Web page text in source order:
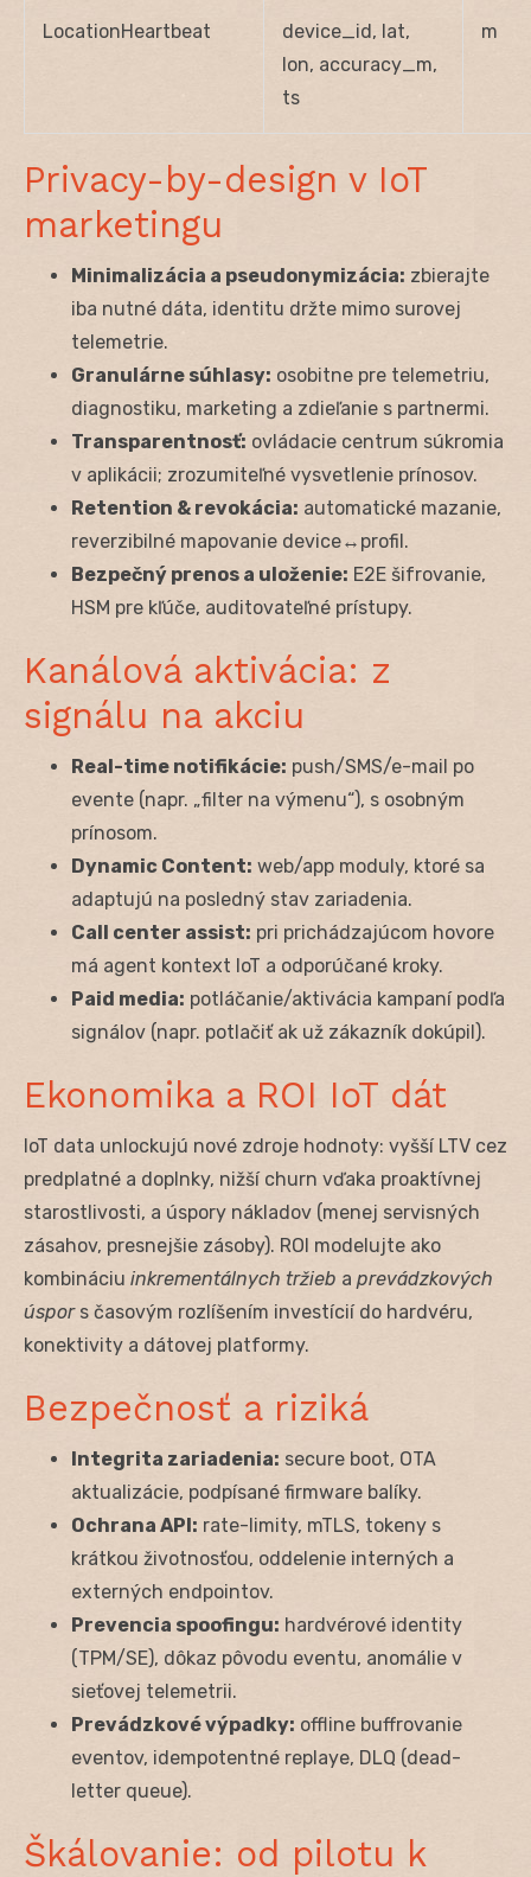
LocationHeartbeat
device_id, lat,
lon, accuracy_m,
ts
m
Privacy-by-design v IoT
marketingu
Minimalizácia a pseudonymizácia: zbierajte
iba nutné dáta, identitu držte mimo surovej
telemetrie.
Granulárne súhlasy: osobitne pre telemetriu,
diagnostiku, marketing a zdieľanie s partnermi.
Transparentnosť: ovládacie centrum súkromia
v aplikácii; zrozumiteľné vysvetlenie prínosov.
Retention & revokácia: automatické mazanie,
reverzibilné mapovanie device↔profil.
Bezpečný prenos a uloženie: E2E šifrovanie,
HSM pre kľúče, auditovateľné prístupy.
Kanálová aktivácia: z
signálu na akciu
Real-time notifikácie: push/SMS/e-mail po
evente (napr. „filter na výmenu“), s osobným
prínosom.
Dynamic Content: web/app moduly, ktoré sa
adaptujú na posledný stav zariadenia.
Call center assist: pri prichádzajúcom hovore
má agent kontext IoT a odporúčané kroky.
Paid media: potláčanie/aktivácia kampaní podľa
signálov (napr. potlačiť ak už zákazník dokúpil).
Ekonomika a ROI IoT dát
IoT data unlockujú nové zdroje hodnoty: vyšší LTV cez
predplatné a doplnky, nižší churn vďaka proaktívnej
starostlivosti, a úspory nákladov (menej servisných
zásahov, presnejšie zásoby). ROI modelujte ako
kombináciu inkrementálnych tržieb a prevádzkových
úspors časovým rozlíšením investícií do hardvéru,
konektivity a dátovej platformy.
Bezpečnosť a riziká
Integrita zariadenia: secure boot, OTA
aktualizácie, podpísané firmware balíky.
Ochrana API: rate-limity, mTLS, tokeny s
krátkou životnosťou, oddelenie interných a
externých endpointov.
Prevencia spoofingu: hardvérové identity
(TPM/SE), dôkaz pôvodu eventu, anomálie v
sieťovej telemetrii.
Prevádzkové výpadky: offline buffrovanie
eventov, idempotentné replaye, DLQ (dead-
letter queue).
Škálovanie: od pilotu k